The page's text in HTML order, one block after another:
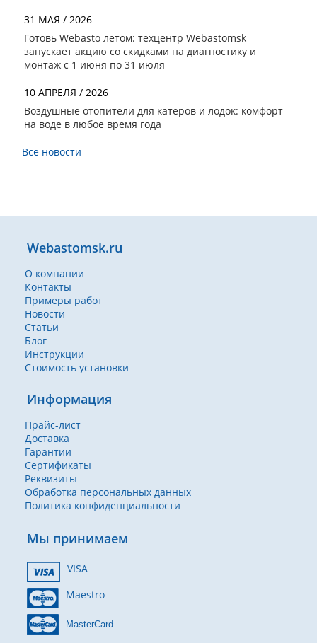
31 МАЯ / 2026
Готовь Webasto летом: техцентр Webastomsk
запускает акцию со скидками на диагностику и
монтаж с 1 июня по 31 июля
10 АПРЕЛЯ / 2026
Воздушные отопители для катеров и лодок: комфорт
на воде в любое время года
Все новости
Webastomsk.ru
О компании
Контакты
Примеры работ
Новости
Статьи
Блог
Инструкции
Стоимость установки
Информация
Прайс-лист
Доставка
Гарантии
Сертификаты
Реквизиты
Обработка персональных данных
Политика конфиденциальности
Мы принимаем
VISA
Maestro
MasterCard